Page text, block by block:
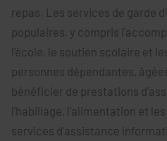
repas. Les services de garde
populaires, y compris
l'école, le soutien scolaire et
personnes dépendantes,
bénéficier de prestations
l'habillage, l'alimentation et
services d'assistance